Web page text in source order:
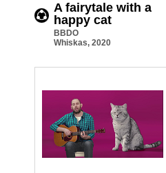
A fairytale with a
happy cat
BBDO
Whiskas, 2020